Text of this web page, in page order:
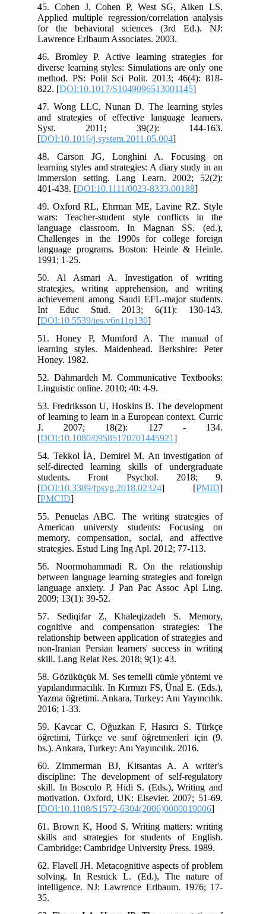
45. Cohen J, Cohen P, West SG, Aiken LS.
Applied multiple regression/correlation analysis
for the behavioral sciences (3rd Ed.). NJ:
Lawrence Erlbaum Associates. 2003.
46. Bromley P. Active learning strategies for
diverse learning styles: Simulations are only one
method. PS: Polit Sci Polit. 2013; 46(4): 818-
822. [DOI:10.1017/S1049096513001145
47. Wong LLC, Nunan D. The learning styles
and strategies of effective language learners.
Syst. 2011; 39(2): 144-163.
[DOI:10.1016/j.system.2011.05.004
48. Carson JG, Longhini A. Focusing on
learning styles and strategies: A diary study in an
immersion setting. Lang Learn. 2002; 52(2):
401-438. [DOI:10.1111/0023-8333.00188
49. Oxford RL, Ehrman ME, Lavine RZ. Style
wars: Teacher-student style conflicts in the
language classroom. In Magnan SS. (ed.),
Challenges in the 1990s for college foreign
language programs. Boston: Heinle & Heinle.
1991; 1-25.
50. Al Asmari A. Investigation of writing
strategies, writing apprehension, and writing
achievement among Saudi EFL-major students.
Int Educ Stud. 2013; 6(11): 130-143.
[DOI:10.5539/ies.v6n11p130
51. Honey P, Mumford A. The manual of
learning styles. Maidenhead. Berkshire: Peter
Honey. 1982.
52. Dahmardeh M. Communicative Textbooks:
Linguistic online. 2010; 40: 4-9.
53. Fredriksson U, Hoskins B. The development
of learning to learn in a European context. Curric
J. 2007; 18(2): 127 - 134.
[DOI:10.1080/09585170701445921
54. Tekkol İA, Demirel M. An investigation of
self-directed learning skills of undergraduate
students. Front Psychol. 2018; 9.
[DOI:10.3389/fpsyg.2018.02324 ] [PMID
[PMCID
55. Penuelas ABC. The writing strategies of
American universty students: Focusing on
memory, compensation, social, and affective
strategies. Estud Ling Ing Apl. 2012; 77-113.
56. Noormohammadi R. On the relationship
between language learning strategies and foreign
language anxiety. J Pan Pac Assoc Apl Ling.
2009; 13(1): 39-52.
57. Sediqifar Z, Khaleqizadeh S. Memory,
cognitive and compensation strategies: The
relationship between application of strategies and
non-Iranian Persian learners' success in writing
skill. Lang Relat Res. 2018; 9(1): 43.
58. Gözüküçük M. Ses temelli cümle yöntemi ve
yapılandırmacılık. In Kırmızı FS, Ünal E. (Eds.),
Yazma öğretimi. Ankara, Turkey: Anı Yayıncılık.
2016; 1-33.
59. Kavcar C, Oğuzkan F, Hasırcı S. Türkçe
öğretimi, Türkçe ve sınıf öğretmenleri için (9.
bs.). Ankara, Turkey: Anı Yayıncılık. 2016.
60. Zimmerman BJ, Kitsantas A. A writer's
discipline: The development of self-regulatory
skill. In Boscolo P, Hidi S. (Eds.), Writing and
motivation. Oxford, UK: Elsevier. 2007; 51-69.
[DOI:10.1108/S1572-6304(2006)0000019006
61. Brown K, Hood S. Writing matters: writing
skills and strategies for students of English.
Cambridge: Cambridge University Press. 1989.
62. Flavell JH. Metacognitive aspects of problem
solving. In Resnick L. (Ed.), The nature of
intelligence. NJ: Lawrence Erlbaum. 1976; 17-
35.